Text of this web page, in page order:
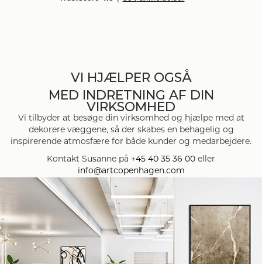
VI HJÆLPER OGSÅ
MED INDRETNING AF DIN
VIRKSOMHED
Vi tilbyder at besøge din virksomhed og hjælpe med at
dekorere væggene, så der skabes en behagelig og
inspirerende atmosfære for både kunder og medarbejdere.
Kontakt Susanne på +45 40 35 36 00 eller
info@artcopenhagen.com